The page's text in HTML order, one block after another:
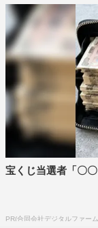
藤本が演じるの
ケ部に所属する
は、2022年に開
イ・コンテスト
「恋わずらいの
在放送中の『磯
（WOWOW）に
曽野舜太
宝くじ当選者「〇
PR(合同会社デジタルファー